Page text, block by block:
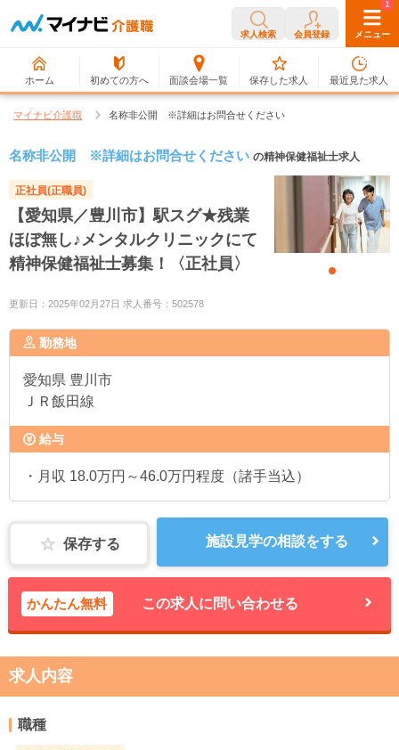
求人検索 会員登録 メニュー
ホーム 初めての方へ 面談会場一覧
0
保存した求人
1
最近見た求人
マイナビ介護職 名称非公開 ※詳細はお問合せください
名称非公開 ※詳細はお問合せください の精神保健福祉士求人
正社員(正職員)
【愛知県／豊川市】駅スグ★残業
ほぼ無し♪メンタルクリニックにて
精神保健福祉士募集！〈正社員〉
更新日：2025年02月27日 求人番号：502578
勤務地
愛知県 豊川市
ＪＲ飯田線
給与
・月収 18.0万円～46.0万円程度（諸手当込）
保存する 施設見学の相談をする
かんたん無料 この求人に問い合わせる
求人内容
職種